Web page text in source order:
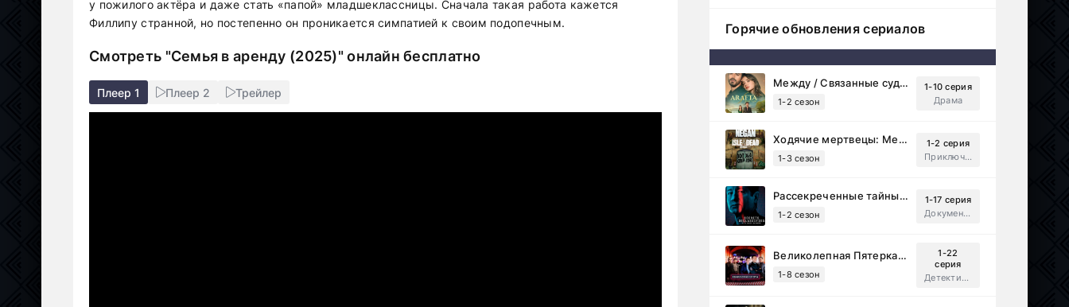
у пожилого актёра и даже стать «папой» младшеклассницы. Сначала такая работа кажется
Филлипу странной, но постепенно он проникается симпатией к своим подопечным.
Смотреть "Семья в аренду (2025)" онлайн бесплатно
Плеер 1 Плеер 2 Трейлер
Горячие обновления сериалов
Между / Связанные судьбой (2025)
1-2 сезон
1-10 серия
Драма
Ходячие мертвецы: Мертвый город (2023)
1-3 сезон
1-2 серия
Приключения, Ужасы, Триллер
Рассекреченные тайны с Дэвидом Духовны (2025)
1-2 сезон
1-17 серия
Документальный, Исторический, Sci-Fi
Великолепная Пятерка (2019)
1-8 сезон
1-22
серия
Детектив, Русский